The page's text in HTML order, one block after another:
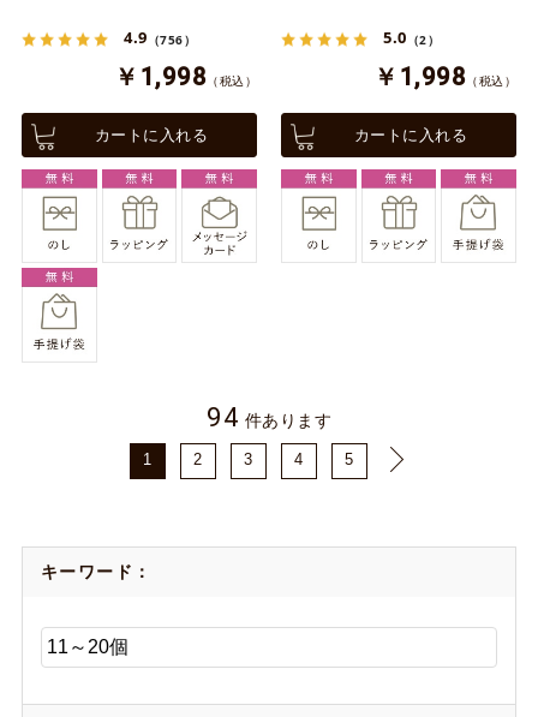
4.9 （756）
￥1,998 （税込）
カートに入れる
5.0 （2）
￥1,998 （税込）
カートに入れる
94 件あります
1 2 3 4 5
キーワード：